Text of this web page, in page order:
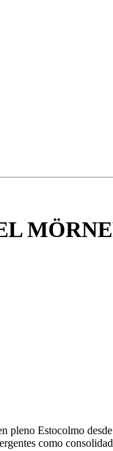
pleno Estocolmo
como